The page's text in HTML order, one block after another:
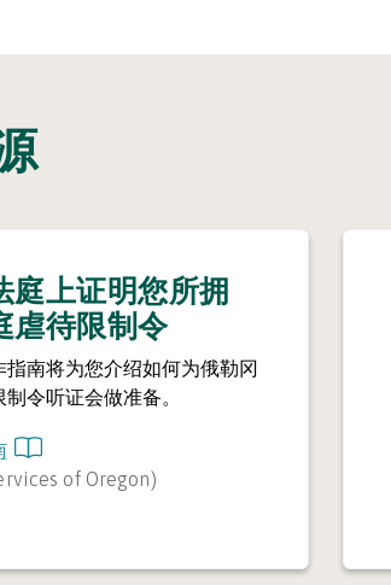
庭上证明您所拥
虐待限制令
指南将为您介绍如何为俄勒冈
令听证会做准备。
of Oregon)